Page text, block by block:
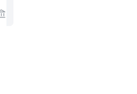
Bekijk verkoperspagina van Van Nie